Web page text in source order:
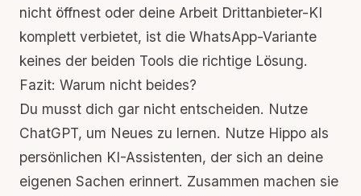
nicht öffnest oder deine Arbeit Drittanbieter-KI
komplett verbietet, ist die WhatsApp-Variante
keines der beiden Tools die richtige Lösung.
Fazit: Warum nicht beides?
Du musst dich gar nicht entscheiden. Nutze
ChatGPT, um Neues zu lernen. Nutze Hippo als
persönlichen KI-Assistenten, der sich an deine
eigenen Sachen erinnert. Zusammen machen sie